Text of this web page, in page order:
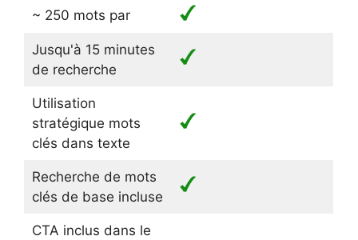
~ 250 mots par
Jusqu'à 15 minutes
de recherche
Utilisation
stratégique mots
clés dans texte
Recherche de mots
clés de base incluse
CTA inclus dans le